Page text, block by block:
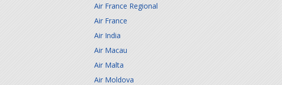
Air France Regional
Air France
Air India
Air Macau
Air Malta
Air Moldova